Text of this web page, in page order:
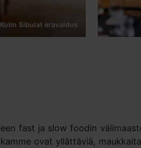
Sibulat eravaldus
fast ja slow foodin
ovat yllättäviä,